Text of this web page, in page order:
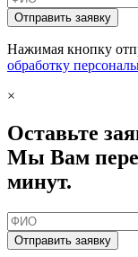
Отправить заявку
Нажимая кнопку
обработку
×
Оставьте
Мы Вам
минут.
Отправить заявку